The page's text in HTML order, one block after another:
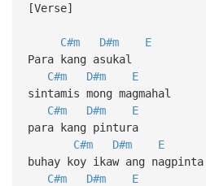
[Verse]
C#m D#m
E
Para kang asukal
C#m
D#m
E
sintamis mong magmahal
C#m
D#m
E
para kang pintura
C#m
D#m
E
buhay koy ikaw ang nagpinta
C#m
D#m
E